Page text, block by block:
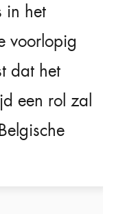
in het
voorlopig
dat het
een rol zal